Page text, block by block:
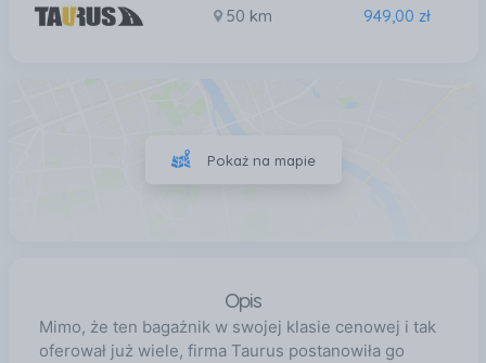
50 km 949,00 zł
Pokaż na mapie
Opis
Mimo, że ten bagażnik w swojej klasie cenowej i tak
oferował już wiele, firma Taurus postanowiła go